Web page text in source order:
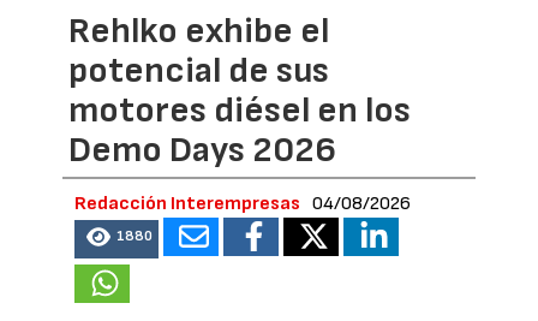
Rehlko exhibe el
potencial de sus
motores diésel en los
Demo Days 2026
Redacción Interempresas 04/08/2026
1880